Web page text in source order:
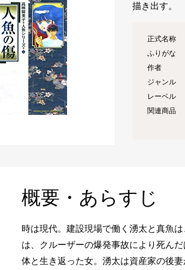
描き出す。
正式名称
ふりがな
作者
ジャンル
レーベル
関連商品
概要・あらすじ
時は現代。建設現場で働く湧太と真魚
は、クルーザーの爆発事故により死ん
体と生き返った女。湧太は資産家の後